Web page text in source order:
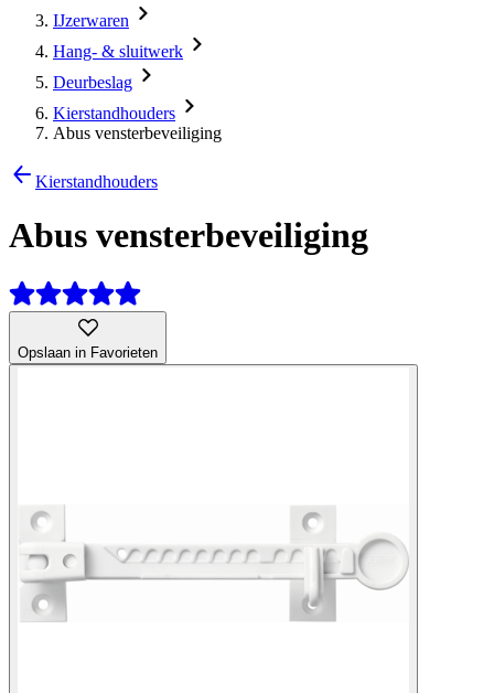
IJzerwaren
Hang- & sluitwerk
Deurbeslag
Kierstandhouders
Abus vensterbeveiliging
Kierstandhouders
Abus vensterbeveiliging
Opslaan in Favorieten